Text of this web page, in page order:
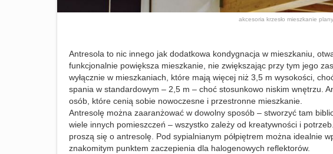
akcesoria krzesło mieszkanie plany
Antresola to nic innego jak dodatkowa kondygnacja w mieszkaniu,
funkcjonalnie powiększa mieszkanie, nie zwiększając przy tym jego
wyłącznie w mieszkaniach, które mają więcej niż 3,5 m wysokości,
spania w standardowym – 2,5 m – choć stosunkowo niskim wnętrzu.
osób, które cenią sobie nowoczesne i przestronne mieszkanie.
Antresolę można zaaranżować w dowolny sposób – stworzyć tam
wiele innych pomieszczeń – wszystko zależy od kreatywności i
proszą się o antresolę. Pod sypialnianym półpiętrem można idealnie
znakomitym punktem zaczepienia dla halogenowych reflektorów.